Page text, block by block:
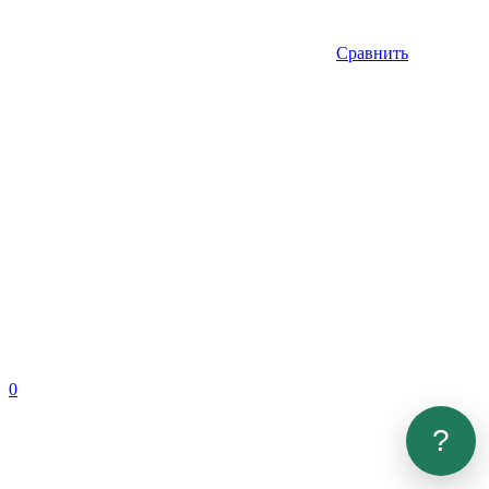
Сравнить
0
?